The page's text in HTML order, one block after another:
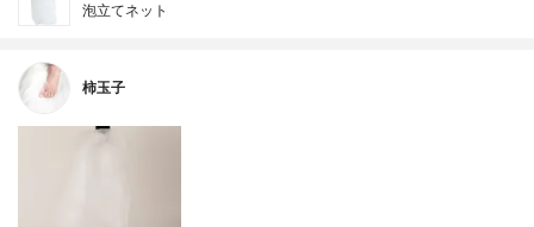
泡立てネット
柿玉子